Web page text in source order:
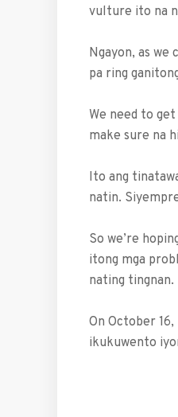
vulture ito na
Ngayon, as we
pa ring
We need to
make sure na
Ito ang
natin.
So we’re
itong mga
nating tingnan.
On October
ikukuwento